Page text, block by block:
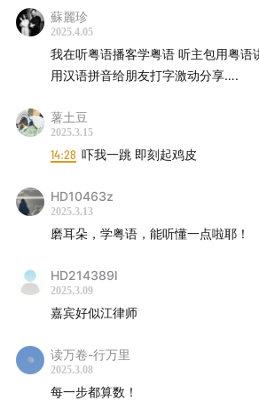
1、“可以同我讲粤语”胸针：
shop90986035.m.youzan.com
2、“小房间”冰箱贴：
蘇麗珍
2025.4.05
我在听粤语播客学粤语 听主包用粤语
用汉语拼音给朋友打字激动分享….
薯土豆
2025.3.15
14:28 吓我一跳 即刻起鸡皮
HD10463z
2025.3.13
磨耳朵，学粤语，能听懂一点啦耶！
HD214389l
2025.3.09
嘉宾好似江律师
读万卷-行万里
2025.3.08
每一步都算数！